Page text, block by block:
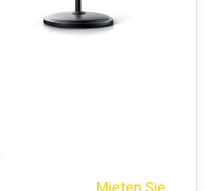
Mieten Sie